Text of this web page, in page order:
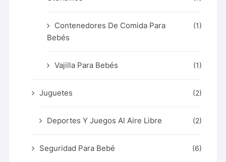
Contenedores De Comida Para
Bebés
(1)
Vajilla Para Bebés (1)
Juguetes (2)
Deportes Y Juegos Al Aire Libre (2)
Seguridad Para Bebé (6)